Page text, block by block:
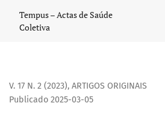
As Novas Configurações
Tempus – Actas de Saúde
Coletiva
V. 17 N. 2 (2023), ARTIGOS ORIGINAIS
Publicado 2025-03-05